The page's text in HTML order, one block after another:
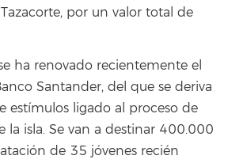
por un valor total de
ha renovado recientemente el
Santander, del que se deriva
estímulos ligado al proceso de
la isla. Se van a destinar 400.000
de 35 jóvenes recién